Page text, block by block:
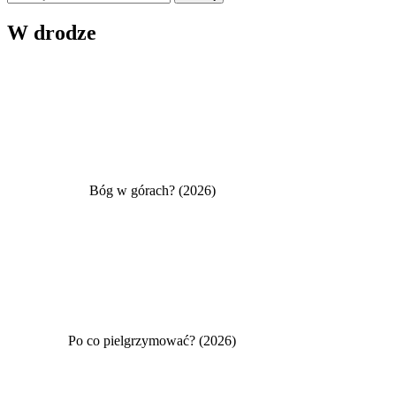
W drodze
Bóg w górach? (2026)
Po co pielgrzymować? (2026)